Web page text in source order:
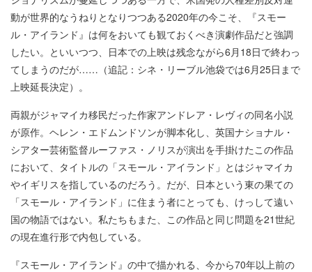
動が世界的なうねりとなりつつある2020年の今こそ、『スモー
ル・アイランド』は何をおいても観ておくべき演劇作品だと強調
したい。といいつつ、日本での上映は残念ながら6月18日で終わっ
てしまうのだが……（追記：シネ・リーブル池袋では6月25日まで
上映延長決定）。
両親がジャマイカ移民だった作家アンドレア・レヴィの同名小説
が原作。ヘレン・エドムンドソンが脚本化し、英国ナショナル・
シアター芸術監督ルーファス・ノリスが演出を手掛けたこの作品
において、タイトルの「スモール・アイランド」とはジャマイカ
やイギリスを指しているのだろう。だが、日本という東の果ての
「スモール・アイランド」に住まう者にとっても、けっして遠い
国の物語ではない。私たちもまた、この作品と同じ問題を21世紀
の現在進行形で内包している。
『スモール・アイランド』の中で描かれる、今から70年以上前の